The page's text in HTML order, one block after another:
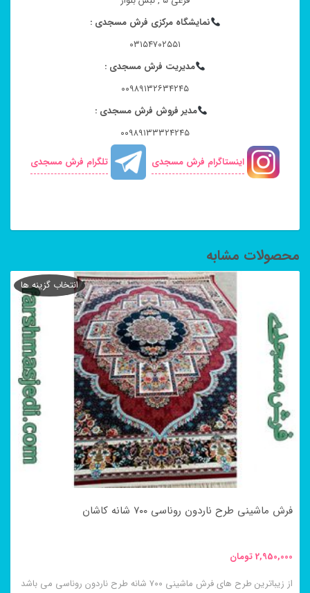
نمایشگاه مرکزی فرش مسجدی :
۰۳۱۵۴۷۰۲۵۵۱
مدیریت فرش مسجدی :
۰۰۹۸۹۱۳۲۶۳۴۲۴۵
مدیر فروش فرش مسجدی :
۰۰۹۸۹۱۳۳۳۲۴۲۴۵
اینستاگرام فرش مسجدی
تلگرام فرش مسجدی
محصولات مشابه
فرش ماشینی طرح ناردون روناسی ۷۰۰ شانه کاشان
2,950,000تومان
از زیباترین طرح های فرش ماشینی ۷۰۰ شانه طرح ناردون روناسی می باشد
انتخاب گزینه ها